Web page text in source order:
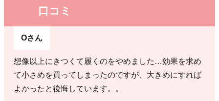
口コミ
Oさん
想像以上にきつくて履くのをやめました…効果を求め
て小さめを買ってしまったのですが、大きめにすれば
よかったと後悔しています。。